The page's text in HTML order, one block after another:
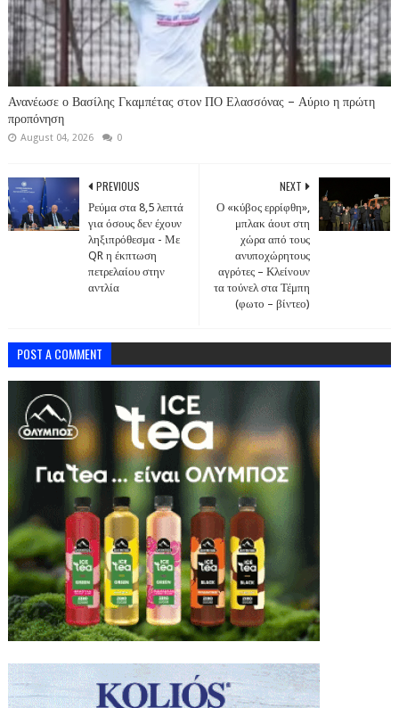
Ανανέωσε ο Βασίλης Γκαμπέτας στον ΠΟ Ελασσόνας – Αύριο η πρώτη
προπόνηση
August 04, 2026 0
NEXT
Ο «κύβος ερρίφθη»,
μπλακ άουτ στη
χώρα από τους
ανυποχώρητους
αγρότες – Κλείνουν
τα τούνελ στα Τέμπη
(φωτο – βίντεο)
PREVIOUS
Ρεύμα στα 8,5 λεπτά
για όσους δεν έχουν
ληξιπρόθεσμα - Με
QR η έκπτωση
πετρελαίου στην
αντλία
POST A COMMENT